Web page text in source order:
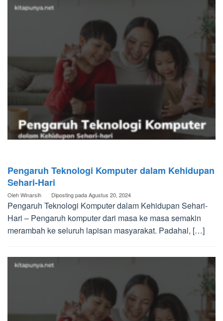
Pengaruh Teknologi Komputer dalam Kehidupan
Sehari-Hari​
OlehWinarsih Diposting padaAgustus 20, 2024
Pengaruh Teknologi Komputer dalam Kehidupan Sehari-
Hari​ – Pengaruh komputer dari masa ke masa semakin
merambah ke seluruh lapisan masyarakat. Padahal, […]